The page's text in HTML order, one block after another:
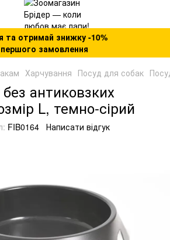
та отримай знижку -10%
замовлення
Харчування Посуд для собак
антиковзких
L, темно-сірий
FIB0164 Написати відгук